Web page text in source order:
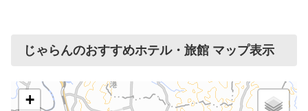
じゃらんのおすすめホテル・旅館 マップ表示
+